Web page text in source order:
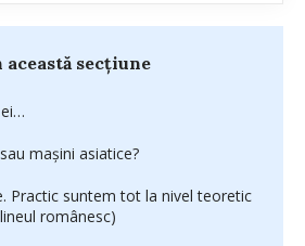
secțiune
mașini asiatice?
Practic suntem tot la nivel teoretic
românesc)